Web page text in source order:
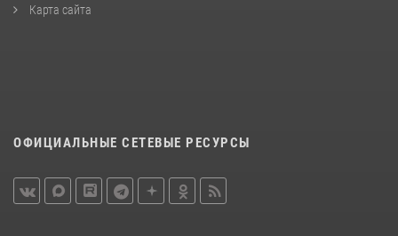
Карта сайта
ОФИЦИАЛЬНЫЕ СЕТЕВЫЕ РЕСУРСЫ